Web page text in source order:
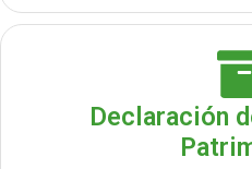
Declaración